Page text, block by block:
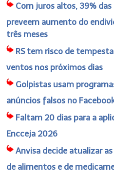
Com juros altos, 39%
preveem aumento do
três meses
RS tem risco de
ventos nos próximos dias
Golpistas usam
anúncios falsos no
Faltam 20 dias para a
Encceja 2026
Anvisa decide atualizar
de alimentos e de